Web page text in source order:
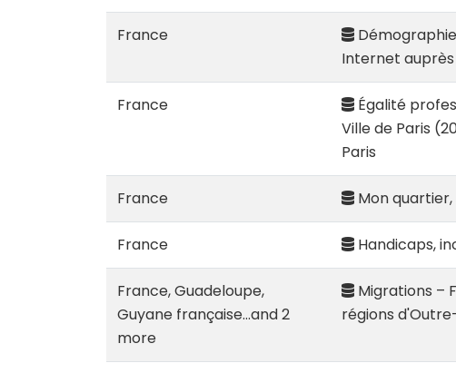
France
Internet
France
Égalité
Ville de Paris
Paris
France Mon quartier,
France Handicaps,
France, Guadeloupe,
Guyane française...and 2
more
Migrations –
régions